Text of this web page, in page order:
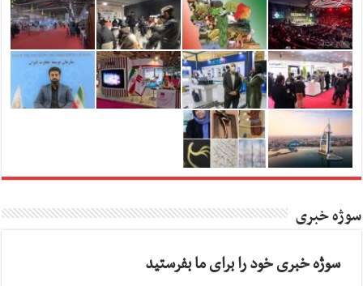
سوژه خبری
سوژه خبری خود را برای ما بفرستید